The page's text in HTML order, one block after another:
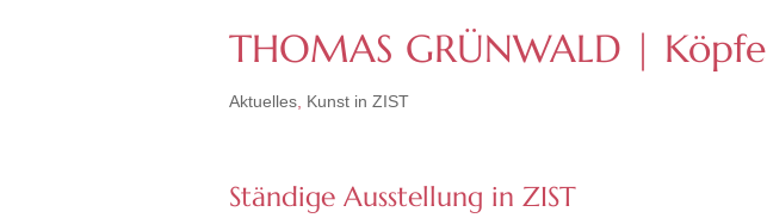
THOMAS GRÜNWALD | Köpfe
Aktuelles Kunst in ZIST
Ständige Ausstellung in ZIST